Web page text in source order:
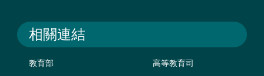
相關連結
教育部 高等教育司